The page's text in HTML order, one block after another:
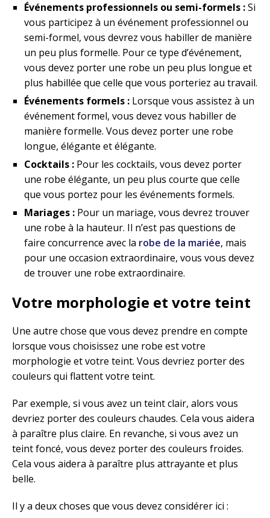
Événements professionnels ou semi-formels :Si
vous participez à un événement professionnel ou
semi-formel, vous devrez vous habiller de manière
un peu plus formelle. Pour ce type d’événement,
vous devez porter une robe un peu plus longue et
plus habillée que celle que vous porteriez au travail.
Événements formels : Lorsque vous assistez à un
événement formel, vous devez vous habiller de
manière formelle. Vous devez porter une robe
longue, élégante et élégante.
Cocktails : Pour les cocktails, vous devez porter
une robe élégante, un peu plus courte que celle
que vous portez pour les événements formels.
Mariages : Pour un mariage, vous devrez trouver
une robe à la hauteur. Il n’est pas questions de
faire concurrence avec la robe de la mariée, mais
pour une occasion extraordinaire, vous vous devez
de trouver une robe extraordinaire.
Votre morphologie et votre teint
Une autre chose que vous devez prendre en compte
lorsque vous choisissez une robe est votre
morphologie et votre teint. Vous devriez porter des
couleurs qui flattent votre teint.
Par exemple, si vous avez un teint clair, alors vous
devriez porter des couleurs chaudes. Cela vous aidera
à paraître plus claire. En revanche, si vous avez un
teint foncé, vous devez porter des couleurs froides.
Cela vous aidera à paraître plus attrayante et plus
belle.
Il y a deux choses que vous devez considérer ici :